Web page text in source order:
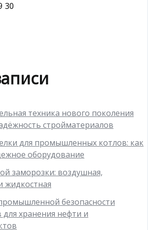
30
техника нового поколения
стройматериалов
для промышленных котлов: как
оборудование
заморозки: воздушная,
жидкостная
безопасности
для хранения нефти и